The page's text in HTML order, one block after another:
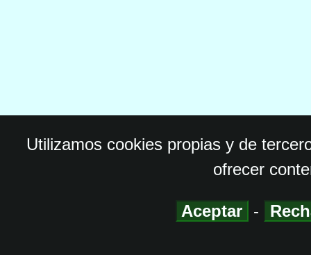
Utilizamos cookies propias y de
ofrecer
Aceptar -